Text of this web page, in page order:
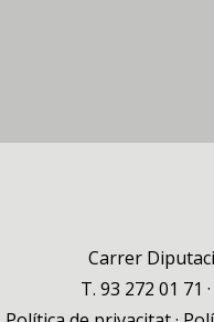
Carrer
T. 93 272 01 71 ·